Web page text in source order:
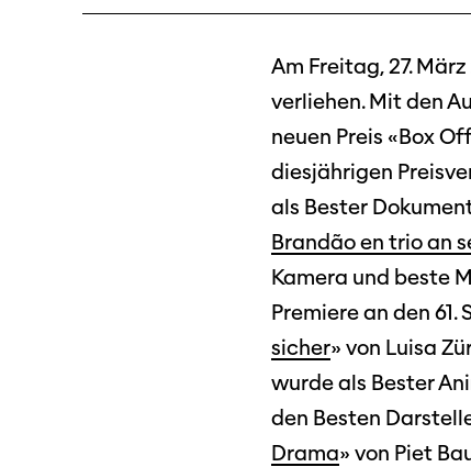
ProgrammhefteAm Freitag, 27.
verliehen. Mit den
neuen Preis «Box
diesjährigen
als Bester
Brandão en trio an
Kamera und beste
Premiere an den
sicher» von Luisa
wurde als Bester
den Besten
Drama» von Piet